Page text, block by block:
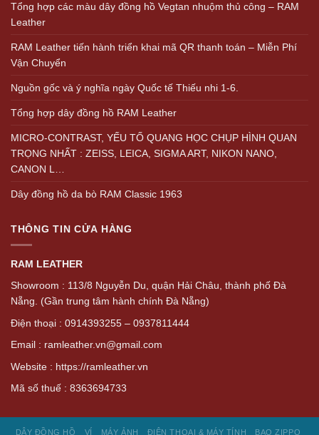
Tổng hợp các màu dây đồng hồ Vegtan nhuộm thủ công – RAM
Leather
RAM Leather tiến hành triển khai mã QR thanh toán – Miễn Phí
Vận Chuyển
Nguồn gốc và ý nghĩa ngày Quốc tế Thiếu nhi 1-6.
Tổng hợp dây đồng hồ RAM Leather
MICRO-CONTRAST, YẾU TỐ QUANG HỌC CHỤP HÌNH QUAN
TRỌNG NHẤT : ZEISS, LEICA, SIGMA ART, NIKON NANO,
CANON L…
Dây đồng hồ da bò RAM Classic 1963
THÔNG TIN CỬA HÀNG
RAM LEATHER
Showroom : 113/8 Nguyễn Du, quận Hải Châu, thành phố Đà
Nẵng. (Gần trung tâm hành chính Đà Nẵng)
Điện thoại : 0914393255 – 0937811444
Email : ramleather.vn@gmail.com
Website : https://ramleather.vn
Mã số thuế : 8363694733
DÂY ĐỒNG HỒ VÍ MÁY ẢNH ĐIỆN THOẠI & MÁY TÍNH BAO ZIPPO